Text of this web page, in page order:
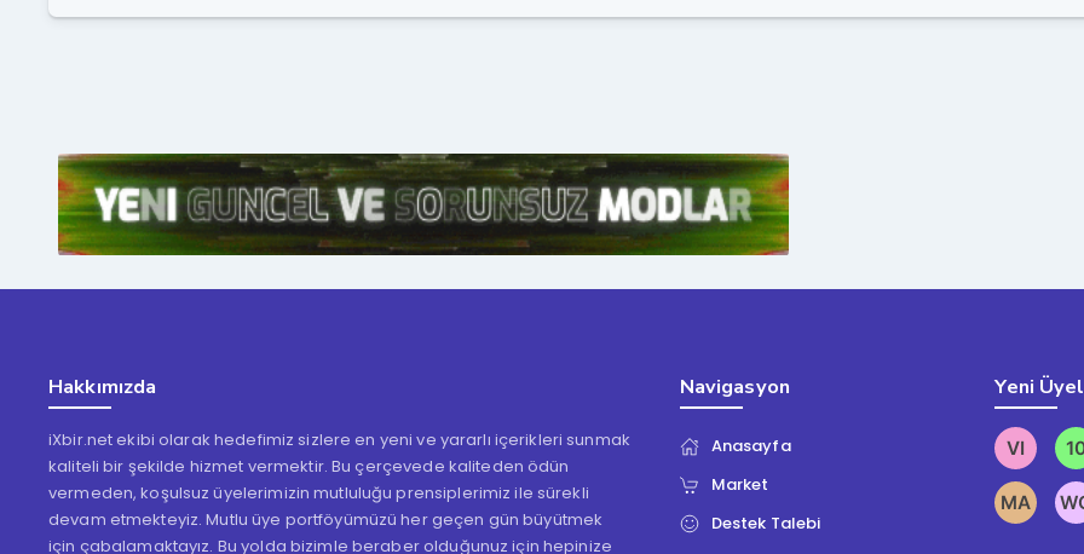
Hakkımızda
iXbir.net ekibi olarak hedefimiz sizlere en yeni ve yararlı içerikleri sunmak
kaliteli bir şekilde hizmet vermektir. Bu çerçevede kaliteden ödün
vermeden, koşulsuz üyelerimizin mutluluğu prensiplerimiz ile sürekli
devam etmekteyiz. Mutlu üye portföyümüzü her geçen gün büyütmek
için çabalamaktayız. Bu yolda bizimle beraber olduğunuz için hepinize
Navigasyon
Anasayfa
Market
Destek Talebi
Yeni